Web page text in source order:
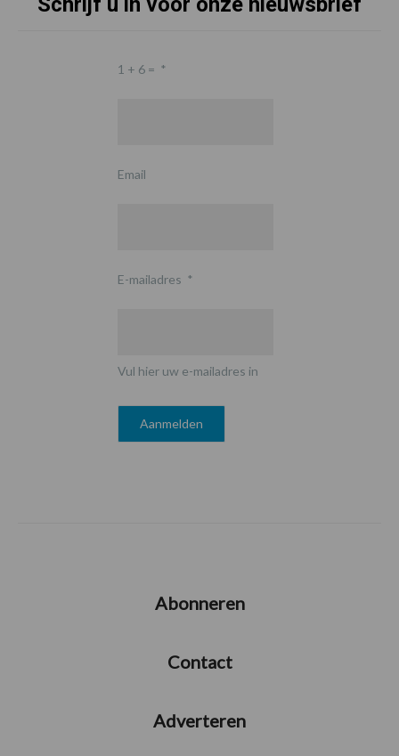
1 + 6 = *
Email
E-mailadres *
Vul hier uw e-mailadres in
Abonneren
Contact
Adverteren